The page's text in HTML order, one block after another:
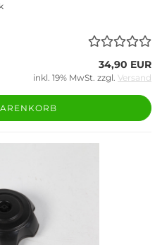
34,90 EUR
inkl. 19% MwSt. zzgl. Versand